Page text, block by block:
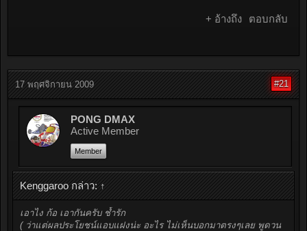
ให้ผมยกเมฆต่อก้อคงขี้เกียจอ่านกันแร้ว เพราะผมก้อขี้เกียจพิมพ์เหมือนกัน
อาจจาเปนความเห็นของชนกลุ่มน้อย(หรือความเห็นส่วนตัวก้อไม่รุ)
ainkiller: ถึงเปลี่ยนแปลงไม่ได้จิงก้อไม่เปนไรคับตามความเห็นของเสียงส่วน
ใหญ่:sorry::sorry::tape2:
:behindsofa::snow:
:ranger::ranger::ranger::ranger::banplease::crazy::crazy:
ainkiller:
ray2: ray2: ray2:
ray2::sad::whistle::wof::typing: :sad::sad:
+ อ้างถึง ตอบกลับ
17 พฤศจิกายน 2009 #21
PONG DMAX
Active Member
Member
Kenggaroo กล่าว: ↑
เอาไง ก้อ เอากันครับ ช้ำรัก
( ว่าแต่ผลประโยชน์แอบแฝงน่ะ อะไร ไม่เห็นบอกมาตรงๆเลย พูดวน